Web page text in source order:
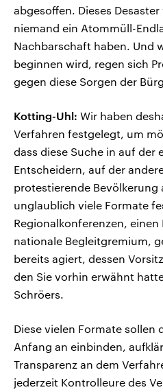
abgesoffen. Dieses
niemand ein Atommüll-
Nachbarschaft haben. Und
beginnen wird, regen sich
gegen diese Sorgen der
Kotting-Uhl: Wir haben
Verfahren festgelegt, um
dass diese Suche in auf der
Entscheidern, auf der
protestierende Bevölkerung
unglaublich viele Formate
Regionalkonferenzen, einen
nationale Begleitgremium,
bereits agiert, dessen
den Sie vorhin erwähnt
Schröers.
Diese vielen Formate sollen
Anfang an einbinden,
Transparenz an dem
jederzeit Kontrolleure des